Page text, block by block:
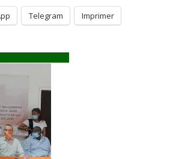
Telegram Imprimer